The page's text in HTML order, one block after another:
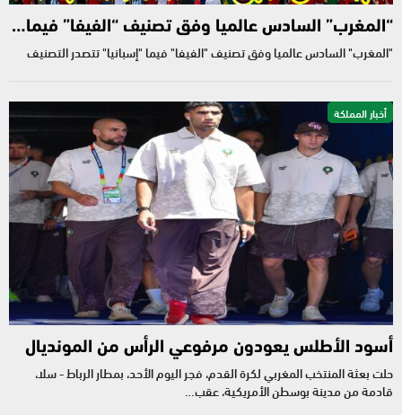
“المغرب” السادس عالميا وفق تصنيف “الفيفا” فيما…
"المغرب" السادس عالميا وفق تصنيف "الفيفا" فيما "إسبانيا" تتصدر التصنيف
أخبار المملكة
أسود الأطلس يعودون مرفوعي الرأس من المونديال
حلت بعثة المنتخب المغربي لكرة القدم، فجر اليوم الأحد، بمطار الرباط - سلا،
قادمة من مدينة بوسطن الأمريكية، عقب…